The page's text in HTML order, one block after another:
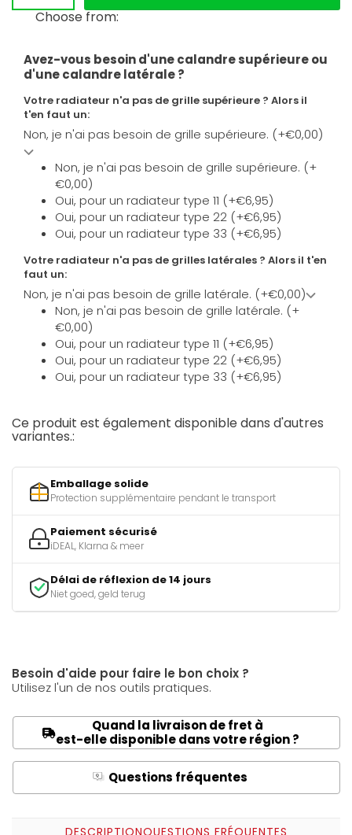
Choose from:
Avez-vous besoin d'une calandre supérieure ou
d'une calandre latérale ?
Votre radiateur n'a pas de grille supérieure ? Alors il
t'en faut un:
Non, je n'ai pas besoin de grille supérieure. (+€0,00)
Non, je n'ai pas besoin de grille supérieure. (+
€0,00)
Oui, pour un radiateur type 11 (+€6,95)
Oui, pour un radiateur type 22 (+€6,95)
Oui, pour un radiateur type 33 (+€6,95)
Votre radiateur n'a pas de grilles latérales ? Alors il t'en
faut un:
Non, je n'ai pas besoin de grille latérale. (+€0,00)
Non, je n'ai pas besoin de grille latérale. (+
€0,00)
Oui, pour un radiateur type 11 (+€6,95)
Oui, pour un radiateur type 22 (+€6,95)
Oui, pour un radiateur type 33 (+€6,95)
Ce produit est également disponible dans d'autres
variantes.:
Emballage solide
Protection supplémentaire pendant le transport
Paiement sécurisé
iDEAL, Klarna & meer
Délai de réflexion de 14 jours
Niet goed, geld terug
Besoin d'aide pour faire le bon choix ?
Utilisez l'un de nos outils pratiques.
Quand la livraison de fret à
est-elle disponible dans votre région ?
Q Questions fréquentes